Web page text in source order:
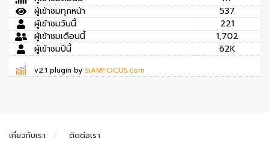
ผู้เข้าชมทุกหน้า
537
ผู้เข้าชมวันนี้
221
ผู้เข้าชมเดือนนี้
1,702
ผู้เข้าชมปีนี้
62K
v2.1 plugin by SiAMFOCUS.com
เกี่ยวกับเรา ติดต่อเรา